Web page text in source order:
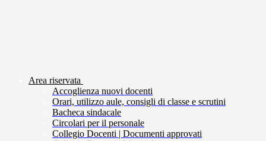
Area riservata
Accoglienza nuovi docenti
Orari, utilizzo aule, consigli di classe e scrutini
Bacheca sindacale
Circolari per il personale
Collegio Docenti | Documenti approvati